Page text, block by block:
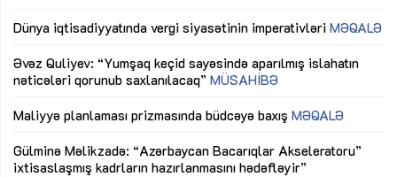
Dünya iqtisadiyyatında vergi siyasətinin imperativləri MƏQALƏ
Əvəz Quliyev: “Yumşaq keçid sayəsində aparılmış islahatın
nəticələri qorunub saxlanılacaq” MÜSAHİBƏ
Maliyyə planlaması prizmasında büdcəyə baxış MƏQALƏ
Gülminə Məlikzadə: “Azərbaycan Bacarıqlar Akseleratoru”
ixtisaslaşmış kadrların hazırlanmasını hədəfləyir”